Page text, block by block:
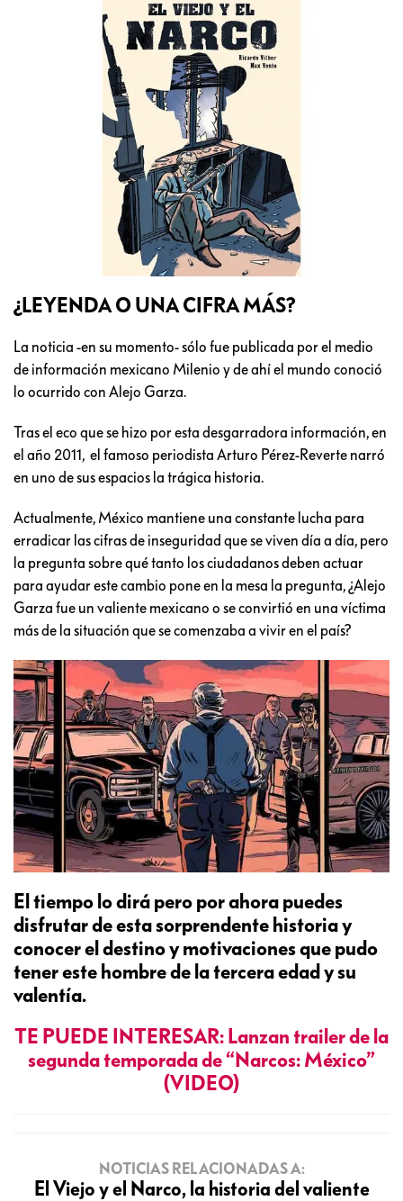
¿LEYENDA O UNA CIFRA MÁS?
La noticia -en su momento- sólo fue publicada por el medio
de información mexicano Milenio y de ahí el mundo conoció
lo ocurrido con Alejo Garza.
Tras el eco que se hizo por esta desgarradora información, en
el año 2011, el famoso periodista Arturo Pérez-Reverte narró
en uno de sus espacios la trágica historia.
Actualmente, México mantiene una constante lucha para
erradicar las cifras de inseguridad que se viven día a día, pero
la pregunta sobre qué tanto los ciudadanos deben actuar
para ayudar este cambio pone en la mesa la pregunta, ¿Alejo
Garza fue un valiente mexicano o se convirtió en una víctima
más de la situación que se comenzaba a vivir en el país?
El tiempo lo dirá pero por ahora puedes
disfrutar de esta sorprendente historia y
conocer el destino y motivaciones que pudo
tener este hombre de la tercera edad y su
valentía.
TE PUEDE INTERESAR: Lanzan trailer de la
segunda temporada de “Narcos: México”
(VIDEO)
NOTICIAS RELACIONADAS A:
El Viejo y el Narco, la historia del valiente